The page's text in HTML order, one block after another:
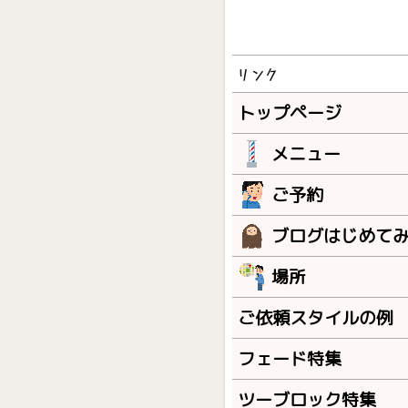
リンク
トップページ
メニュー
ご予約
ブログはじめて
場所
ご依頼スタイルの例
フェード特集
ツーブロック特集